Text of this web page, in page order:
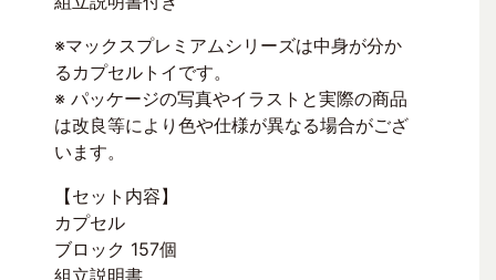
※マックスプレミアムシリーズは中身が分か
るカプセルトイです。
※ パッケージの写真やイラストと実際の商品
は改良等により色や仕様が異なる場合がござ
います。
【セット内容】
カプセル
ブロック 157個
組立説明書